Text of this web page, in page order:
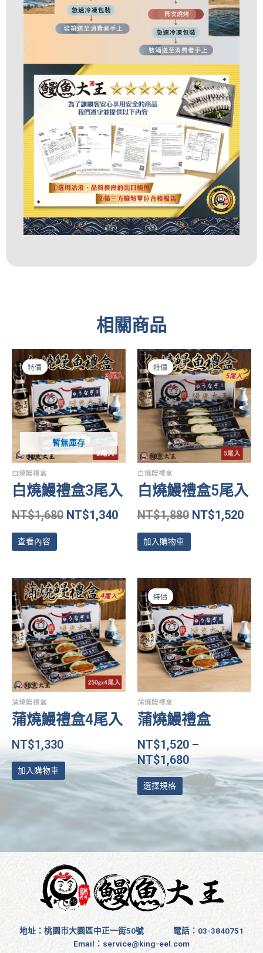
相關商品
特價
暫無庫存
特價
白燒鰻禮盒
白燒鰻禮盒3尾入
NT$1,680
原
始
價
格：
NT$1,680。
NT$1,340
目
前
價
格：
NT$1,340。
查看內容
特價
特價
白燒鰻禮盒
白燒鰻禮盒5尾入
NT$1,880
原
始
價
格：
NT$1,880。
NT$1,520
目
前
價
格
加入購物車
蒲燒鰻禮盒
蒲燒鰻禮盒4尾入
NT$1,330
加入購物車
特價
特價
蒲燒鰻禮盒
蒲燒鰻禮盒
NT$1,520 –
NT$1,680
選擇規格
此
產
品
有
多
種
款
式。
產
品
頁
面
選
擇
選
項
地址：桃園市大園區中正一街50號
電話：03-3840751
Email： service@king-eel.com